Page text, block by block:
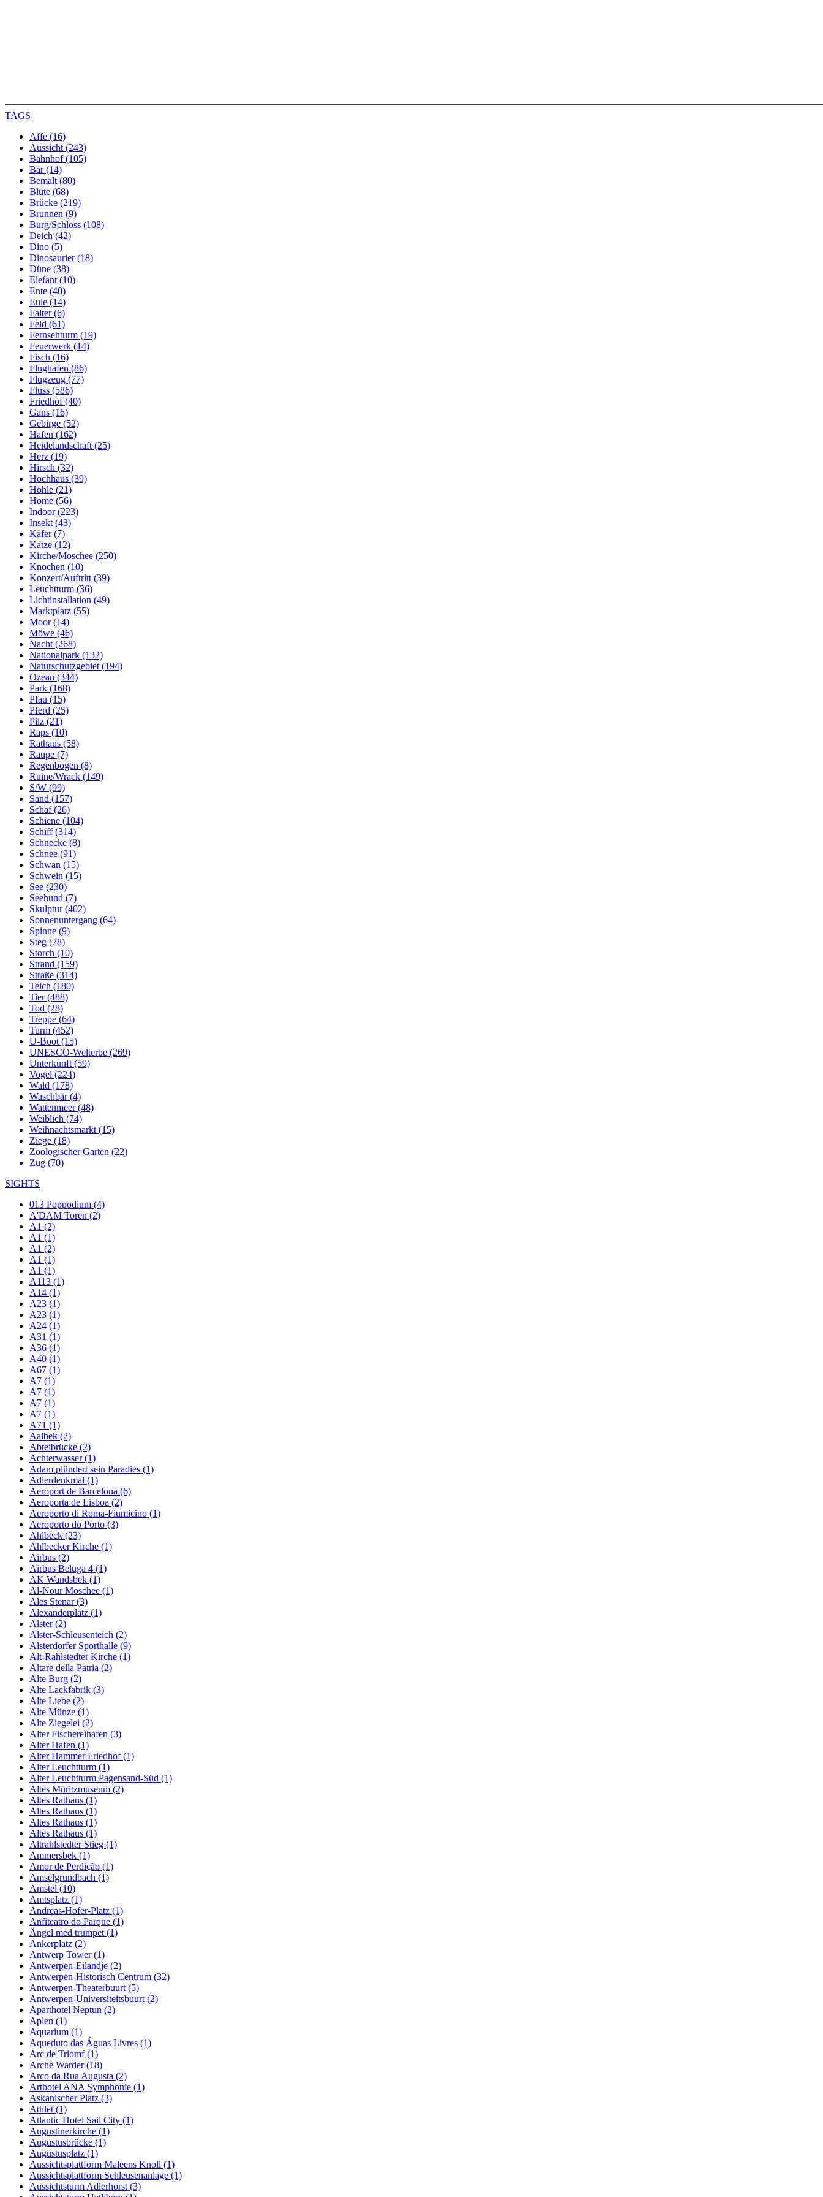
TAGS
Affe (16)
Aussicht (243)
Bahnhof (105)
Bär (14)
Bemalt (80)
Blüte (68)
Brücke (219)
Brunnen (9)
Burg/Schloss (108)
Deich (42)
Dino (5)
Dinosaurier (18)
Düne (38)
Elefant (10)
Ente (40)
Eule (14)
Falter (6)
Feld (61)
Fernsehturm (19)
Feuerwerk (14)
Fisch (16)
Flughafen (86)
Flugzeug (77)
Fluss (586)
Friedhof (40)
Gans (16)
Gebirge (52)
Hafen (162)
Heidelandschaft (25)
Herz (19)
Hirsch (32)
Hochhaus (39)
Höhle (21)
Home (56)
Indoor (223)
Insekt (43)
Käfer (7)
Katze (12)
Kirche/Moschee (250)
Knochen (10)
Konzert/Auftritt (39)
Leuchtturm (36)
Lichtinstallation (49)
Marktplatz (55)
Moor (14)
Möwe (46)
Nacht (268)
Nationalpark (132)
Naturschutzgebiet (194)
Ozean (344)
Park (168)
Pfau (15)
Pferd (25)
Pilz (21)
Raps (10)
Rathaus (58)
Raupe (7)
Regenbogen (8)
Ruine/Wrack (149)
S/W (99)
Sand (157)
Schaf (26)
Schiene (104)
Schiff (314)
Schnecke (8)
Schnee (91)
Schwan (15)
Schwein (15)
See (230)
Seehund (7)
Skulptur (402)
Sonnenuntergang (64)
Spinne (9)
Steg (78)
Storch (10)
Strand (159)
Straße (314)
Teich (180)
Tier (488)
Tod (28)
Treppe (64)
Turm (452)
U-Boot (15)
UNESCO-Welterbe (269)
Unterkunft (59)
Vogel (224)
Wald (178)
Waschbär (4)
Wattenmeer (48)
Weiblich (74)
Weihnachtsmarkt (15)
Ziege (18)
Zoologischer Garten (22)
Zug (70)
SIGHTS
013 Poppodium (4)
A'DAM Toren (2)
A1 (2)
A1 (1)
A1 (2)
A1 (1)
A1 (1)
A113 (1)
A14 (1)
A23 (1)
A23 (1)
A24 (1)
A31 (1)
A36 (1)
A40 (1)
A67 (1)
A7 (1)
A7 (1)
A7 (1)
A7 (1)
A71 (1)
Aalbek (2)
Abteibrücke (2)
Achterwasser (1)
Adam plündert sein Paradies (1)
Adlerdenkmal (1)
Aeroport de Barcelona (6)
Aeroporta de Lisboa (2)
Aeroporto di Roma-Fiumicino (1)
Aeroporto do Porto (3)
Ahlbeck (23)
Ahlbecker Kirche (1)
Airbus (2)
Airbus Beluga 4 (1)
AK Wandsbek (1)
Al-Nour Moschee (1)
Ales Stenar (3)
Alexanderplatz (1)
Alster (2)
Alster-Schleusenteich (2)
Alsterdorfer Sporthalle (9)
Alt-Rahlstedter Kirche (1)
Altare della Patria (2)
Alte Burg (2)
Alte Lackfabrik (3)
Alte Liebe (2)
Alte Münze (1)
Alte Ziegelei (2)
Alter Fischereihafen (3)
Alter Hafen (1)
Alter Hammer Friedhof (1)
Alter Leuchtturm (1)
Alter Leuchtturm Pagensand-Süd (1)
Altes Müritzmuseum (2)
Altes Rathaus (1)
Altes Rathaus (1)
Altes Rathaus (1)
Altes Rathaus (1)
Altrahlstedter Stieg (1)
Ammersbek (1)
Amor de Perdição (1)
Amselgrundbach (1)
Amstel (10)
Amtsplatz (1)
Andreas-Hofer-Platz (1)
Anfiteatro do Parque (1)
Ängel med trumpet (1)
Ankerplatz (2)
Antwerp Tower (1)
Antwerpen-Eilandje (2)
Antwerpen-Historisch Centrum (32)
Antwerpen-Theaterbuurt (5)
Antwerpen-Universiteitsbuurt (2)
Aparthotel Neptun (2)
Aplen (1)
Aquarium (1)
Aqueduto das Águas Livres (1)
Arc de Triomf (1)
Arche Warder (18)
Arco da Rua Augusta (2)
Arthotel ANA Symphonie (1)
Askanischer Platz (3)
Athlet (1)
Atlantic Hotel Sail City (1)
Augustinerkirche (1)
Augustusbrücke (1)
Augustusplatz (1)
Aussichtsplattform Maleens Knoll (1)
Aussichtsplattform Schleusenanlage (1)
Aussichtsturm Adlerhorst (3)